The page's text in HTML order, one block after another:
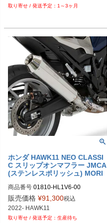
1～3ヶ月
ホンダ HAWK11 NEO CLASSI
C スリップオンマフラー JMCA
(ステンレスポリッシュ) MORI
商品番号 01810-HL1V6-00
9PL：P113-2007
販売価格 ¥91,300税込
2022- HAWK11
生産待ち